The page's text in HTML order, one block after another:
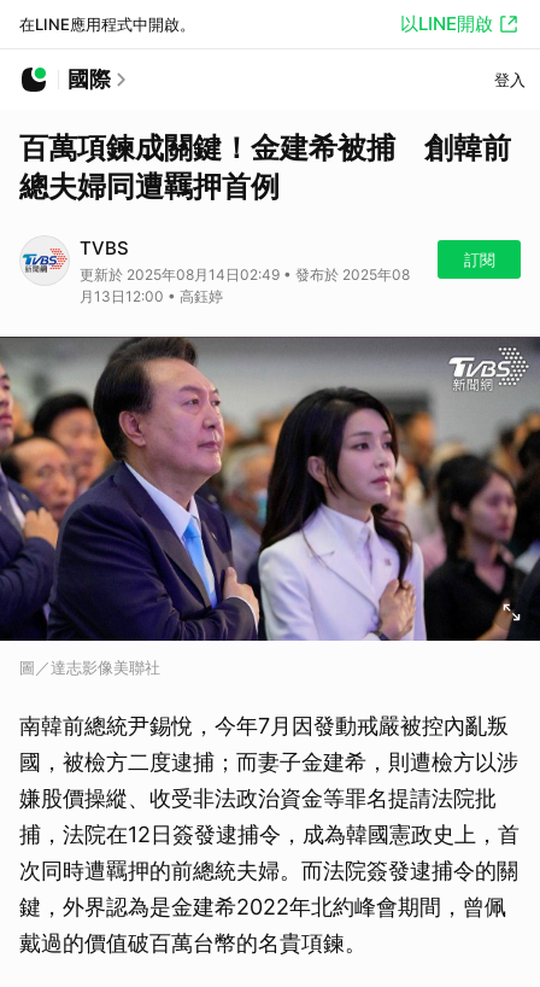
在LINE應用程式中開啟。 以LINE開啟
國際 登入
百萬項鍊成關鍵！金建希被捕 創韓前
總夫婦同遭羈押首例
TVBS
更新於 2025年08月14日02:49 • 發布於 2025年08
月13日12:00 • 高鈺婷
訂閱
圖／達志影像美聯社
南韓前總統尹錫悅，今年7月因發動戒嚴被控內亂叛
國，被檢方二度逮捕；而妻子金建希，則遭檢方以涉
嫌股價操縱、收受非法政治資金等罪名提請法院批
捕，法院在12日簽發逮捕令，成為韓國憲政史上，首
次同時遭羈押的前總統夫婦。而法院簽發逮捕令的關
鍵，外界認為是金建希2022年北約峰會期間，曾佩
戴過的價值破百萬台幣的名貴項鍊。